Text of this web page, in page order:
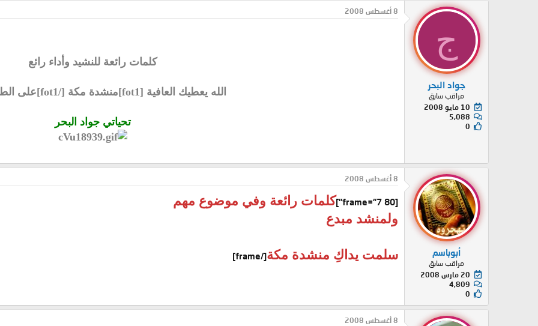
ج
جواد البحر
مراقب سابق
10 مايو 2008
5,088
0
8 أغسطس 2008
كلمات رائعة للنشيد وأداء رائع
الله يعطيك العافية [fot1]منشدة مكة [/fot1]على الطرح الرائع
تحياتي جواد البحر
أبوباسم
مراقب سابق
20 مارس 2008
4,809
0
8 أغسطس 2008
[frame="7 80"]
كلمات رائعة وفي موضوع مهم
ولمنشد مبدع
سلمت يداكِ منشدة مكة[/frame]
8 أغسطس 2008